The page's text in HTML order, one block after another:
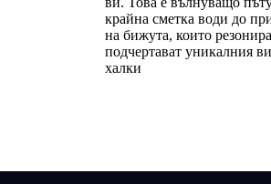
крайна сметка води до
на бижута, които
подчертават уникалния
халки